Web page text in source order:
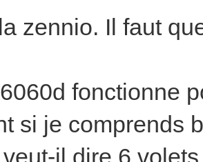
zennio. Il faut
fonctionne
si je comprends
il dire 6